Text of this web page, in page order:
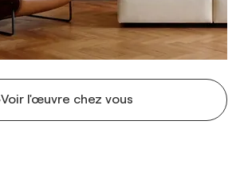
Voir l'œuvre chez vous